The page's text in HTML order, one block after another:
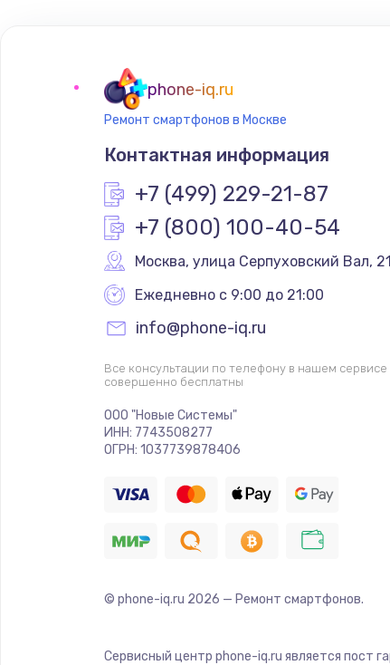
phone-iq.ru
Ремонт смартфонов в Москве
Контактная информация
+7 (499) 229-21-87
+7 (800) 100-40-54
Москва, улица Серпуховский Вал,
Ежедневно с 9:00 до 21:00
info@phone-iq.ru
Все консультации по телефону в нашем сервисе
совершенно бесплатны
ООО "Новые Системы"
ИНН: 7743508277
ОГРН: 1037739878406
© phone-iq.ru 2026 — Ремонт смартфонов.
Сервисный центр phone-iq.ru является пост